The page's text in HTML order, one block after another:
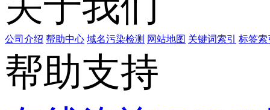
公司介绍 帮助中心 域名污染检测 网站地图 关键词索引 标签索
帮助支持